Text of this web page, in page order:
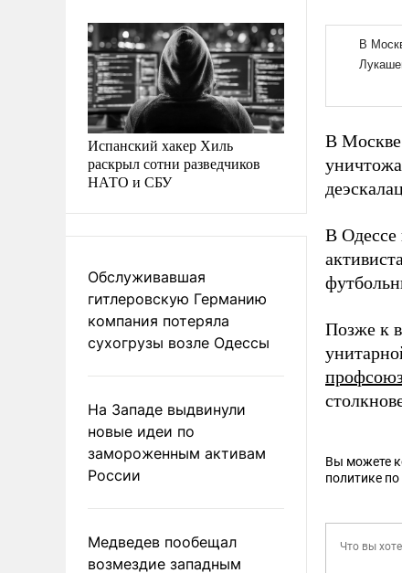
Испанский хакер Хиль
раскрыл сотни разведчиков
НАТО и СБУ
Обслуживавшая
гитлеровскую Германию
компания потеряла
сухогрузы возле Одессы
На Западе выдвинули
новые идеи по
замороженным активам
России
Медведев пообещал
возмездие западным
В Москве
В Одессе
Позже к
Вы можете
политике